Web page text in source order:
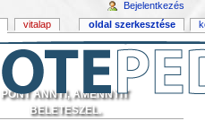
PONT ANNYI, AMENNYIT
BELETESZEL.
vitalap oldal szerkesztése
Bejelentkezés